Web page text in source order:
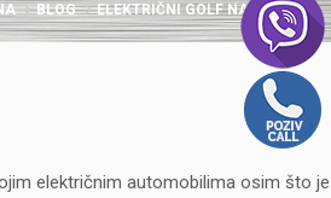
BLOG ELEKTRIČNI GOLF NAPREDUJE
električnim automobilima osim što je